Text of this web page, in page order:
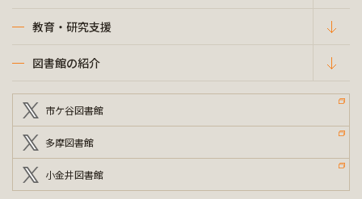
教育・研究支援
図書館の紹介
市ケ谷図書館
多摩図書館
小金井図書館